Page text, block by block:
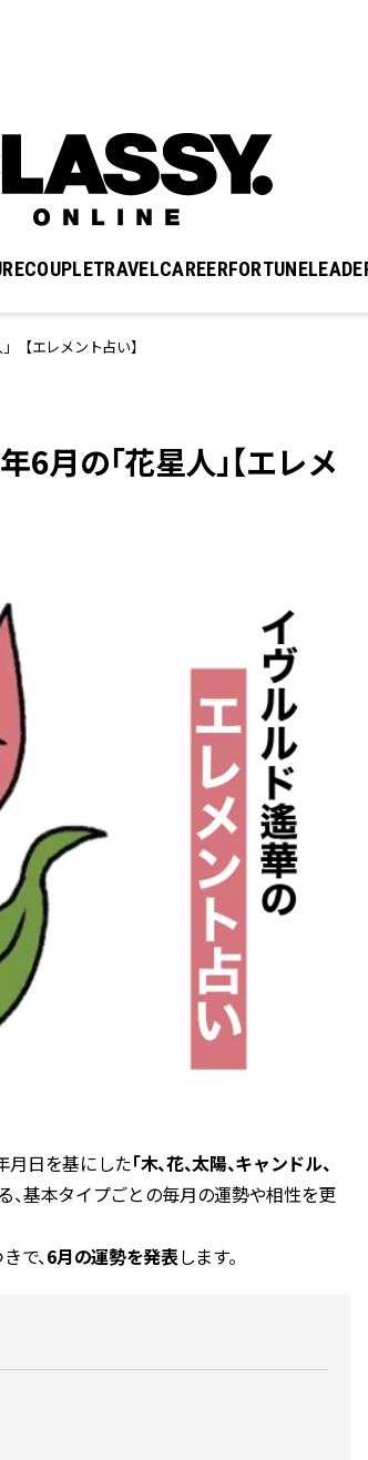
COUPLETRAVELCAREERFORTUNE
【エレメント占い】
月の「花星人」【エレメ
月日を基にした「木、花、太陽、キャンドル、
基本タイプごとの毎月の運勢や相性を更
で、6月の運勢を発表します。
Aug, 7, 2026
頼れる！
円台の名品3選
ーが正直レビ
ラッシィ]
Sep, 25, 2025
プリカ”に新作
の『フレグラ
クラッシ
Aug, 6, 2026
】手抜きに見え
まとめ髪が垢
クセ」たち |
ィ]
ントが開催 |
ィ]
るおいター
【結婚指輪】人気ブ
ング22選｜20〜30代
エピソードも |
WEDDING
【一生ものジュエリ
存在感が際立つ！ポ
「トゥギャザー」シ
目 | CLASSY.[クラッシ
WEDDING
正解！ | CLASSY.[ク